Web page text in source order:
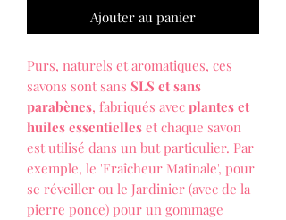
Ajouter au panier
Purs, naturels et aromatiques, ces
savons sont sans SLS et sans
parabènes, fabriqués avec plantes et
huiles essentielles et chaque savon
est utilisé dans un but particulier. Par
exemple, le 'Fraîcheur Matinale', pour
se réveiller ou le Jardinier (avec de la
pierre ponce) pour un gommage